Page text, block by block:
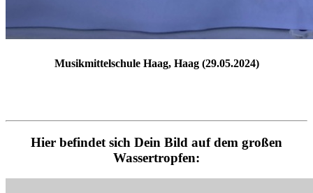
Musikmittelschule Haag, Haag (29.05.2024)
Hier befindet sich Dein Bild auf dem großen
Wassertropfen: